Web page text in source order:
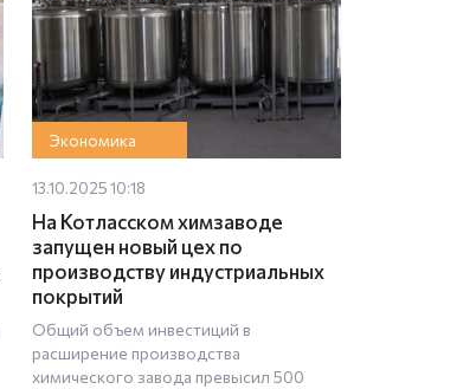
Экономика
13.10.2025 10:18
На Котласском химзаводе
запущен новый цех по
производству индустриальных
покрытий
Общий объем инвестиций в
расширение производства
химического завода превысил 500